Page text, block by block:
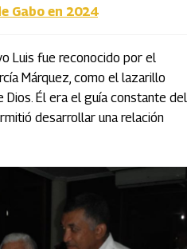
Gabo en 2024
Luis fue reconocido por el
Márquez, como el lazarillo
Él era el guía constante del
desarrollar una relación